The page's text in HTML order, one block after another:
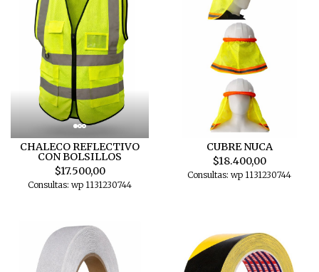
CHALECO REFLECTIVO
CON BOLSILLOS
$17.500,00
Consultas: wp 1131230744
CUBRE NUCA
$18.400,00
Consultas: wp 1131230744